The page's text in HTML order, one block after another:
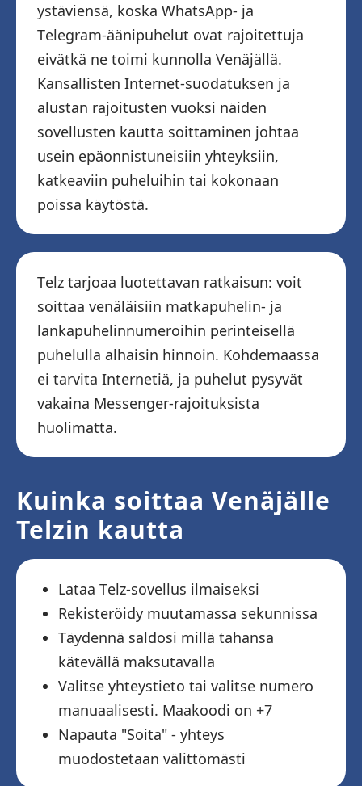
ystäviensä, koska WhatsApp- ja
Telegram-äänipuhelut ovat rajoitettuja
eivätkä ne toimi kunnolla Venäjällä.
Kansallisten Internet-suodatuksen ja
alustan rajoitusten vuoksi näiden
sovellusten kautta soittaminen johtaa
usein epäonnistuneisiin yhteyksiin,
katkeaviin puheluihin tai kokonaan
poissa käytöstä.
Telz tarjoaa luotettavan ratkaisun: voit
soittaa venäläisiin matkapuhelin- ja
lankapuhelinnumeroihin perinteisellä
puhelulla alhaisin hinnoin. Kohdemaassa
ei tarvita Internetiä, ja puhelut pysyvät
vakaina Messenger-rajoituksista
huolimatta.
Kuinka soittaa Venäjälle
Telzin kautta
Lataa Telz-sovellus ilmaiseksi
Rekisteröidy muutamassa sekunnissa
Täydennä saldosi millä tahansa
kätevällä maksutavalla
Valitse yhteystieto tai valitse numero
manuaalisesti. Maakoodi on +7
Napauta "Soita" - yhteys
muodostetaan välittömästi